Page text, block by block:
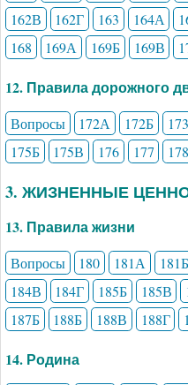
162В
162Г 163 164А
168
169А 169Б 169В
12. Правила дорожного
Вопросы 172А 172Б
175Б
175В 176 177
3. ЖИЗНЕННЫЕ
13. Правила жизни
Вопросы 180 181А 181Б
184В
184Г 185Б 185В
187Б
188Б 188В 188Г
14. Родина